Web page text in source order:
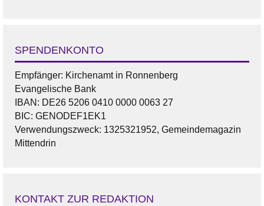
SPENDENKONTO
Empfänger: Kirchenamt in Ronnenberg
Evangelische Bank
IBAN: DE26 5206 0410 0000 0063 27
BIC: GENODEF1EK1
Verwendungszweck: 1325321952, Gemeindemagazin
Mittendrin
KONTAKT ZUR REDAKTION